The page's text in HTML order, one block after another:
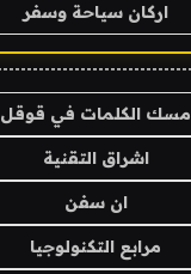
اركان سياحة وسفر
مسك الكلمات في قوقل
اشراق التقنية
ان سفن
مرابع التكنولوجيا